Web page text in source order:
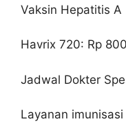
Vaksin Hepatitis A
Havrix 720: Rp
Jadwal Dokter
Layanan